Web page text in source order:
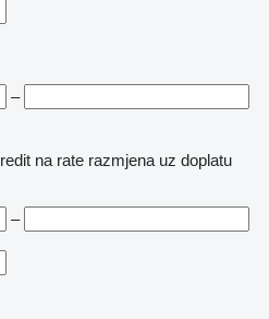
–
na rate razmjena uz doplatu
–